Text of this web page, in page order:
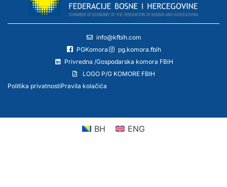
info@kfbih.com
PGKomora
pg.komora.fbih
Privredna /Gospodarska komora FBiH
LOGO P/G KOMORE FBIH
Politika privatnostiPravila kolačića
BH ENG